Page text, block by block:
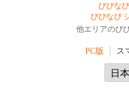
びびな
びびなび
他エリアのび
PC版 ス